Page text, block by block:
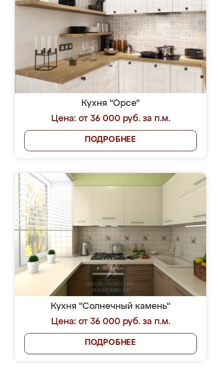
Кухня "Орсе"
Цена: от 36 000 руб. за п.м.
ПОДРОБНЕЕ
Кухня "Солнечный камень"
Цена: от 36 000 руб. за п.м.
ПОДРОБНЕЕ